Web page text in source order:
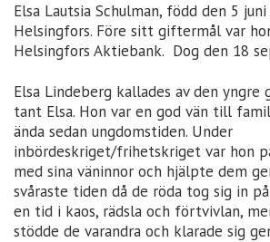
Elsa Lautsia Schulman, född den 5
Helsingfors. Före sitt giftermål var
Helsingfors Aktiebank. Dog den 18
Elsa Lindeberg kallades av den
tant Elsa. Hon var en god vän till
ända sedan ungdomstiden. Under
inbördeskriget/frihetskriget var hon
med sina väninnor och hjälpte dem
svåraste tiden då de röda tog sig in
en tid i kaos, rädsla och förtvivlan,
stödde de varandra och klarade sig